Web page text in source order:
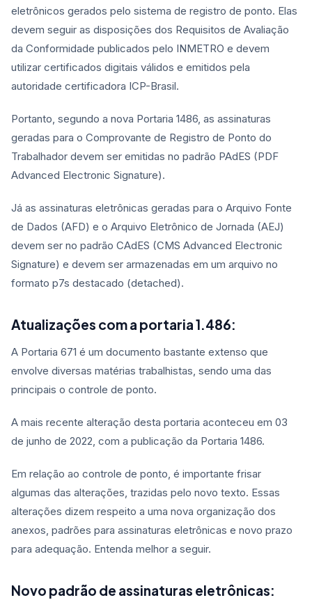
eletrônicos gerados pelo sistema de registro de ponto. Elas
devem seguir as disposições dos Requisitos de Avaliação
da Conformidade publicados pelo INMETRO e devem
utilizar certificados digitais válidos e emitidos pela
autoridade certificadora ICP-Brasil.
Portanto, segundo a nova Portaria 1486, as assinaturas
geradas para o Comprovante de Registro de Ponto do
Trabalhador devem ser emitidas no padrão PAdES (PDF
Advanced Electronic Signature).
Já as assinaturas eletrônicas geradas para o Arquivo Fonte
de Dados (AFD) e o Arquivo Eletrônico de Jornada (AEJ)
devem ser no padrão CAdES (CMS Advanced Electronic
Signature) e devem ser armazenadas em um arquivo no
formato p7s destacado (detached).
Atualizações com a portaria 1.486:
A Portaria 671 é um documento bastante extenso que
envolve diversas matérias trabalhistas, sendo uma das
principais o controle de ponto.
A mais recente alteração desta portaria aconteceu em 03
de junho de 2022, com a publicação da Portaria 1486.
Em relação ao controle de ponto, é importante frisar
algumas das alterações, trazidas pelo novo texto. Essas
alterações dizem respeito a uma nova organização dos
anexos, padrões para assinaturas eletrônicas e novo prazo
para adequação. Entenda melhor a seguir.
Novo padrão de assinaturas eletrônicas: